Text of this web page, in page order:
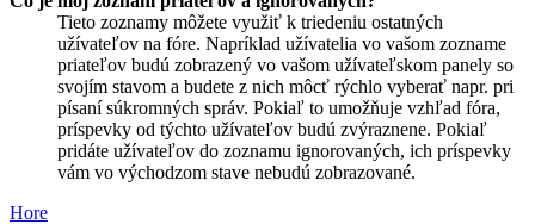
Tieto zoznamy môžete využiť k triedeniu ostatných
užívateľov na fóre. Napríklad užívatelia vo vašom zozname
priateľov budú zobrazený vo vašom užívateľskom panely so
svojím stavom a budete z nich môcť rýchlo vyberať napr. pri
písaní súkromných správ. Pokiaľ to umožňuje vzhľad fóra,
príspevky od týchto užívateľov budú zvýraznene. Pokiaľ
pridáte užívateľov do zoznamu ignorovaných, ich príspevky
vám vo východzom stave nebudú zobrazované.
Hore